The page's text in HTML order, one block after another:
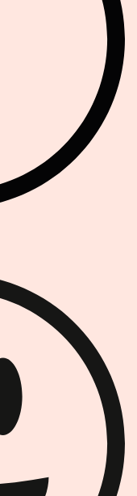
geschlossen?